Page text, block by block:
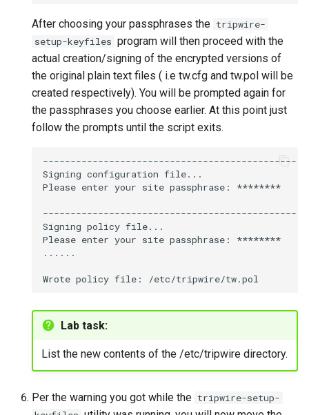
After choosing your passphrases the tripwire-
setup-keyfiles program will then proceed with the
actual creation/signing of the encrypted versions of
the original plain text files ( i.e tw.cfg and tw.pol will be
created respectively). You will be prompted again for
the passphrases you choose earlier. At this point just
follow the prompts until the script exits.
----------------------------------------------
Signing configuration file...
Please enter your site passphrase: ********
----------------------------------------------
Signing policy file...
Please enter your site passphrase:
********
......
Wrote policy file:
Lab task:
List the new contents of the /etc/tripwire directory.
Per the warning you got while the tripwire-setup-